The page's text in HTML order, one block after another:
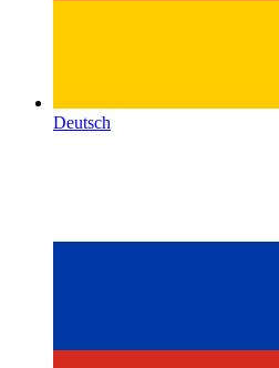
Deutsch